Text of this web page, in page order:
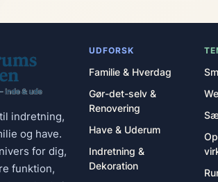
indretning,
og have.
for dig,
funktion,
UDFORSK
Familie & Hverdag
Gør-det-selv &
Renovering
Have & Uderum
Indretning &
Dekoration